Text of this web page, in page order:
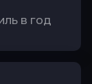
в год